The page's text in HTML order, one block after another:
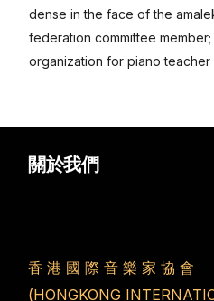
dense in the face of the
federation committee
organization for piano teacher
關於我們
香 港 國 際 音 樂 家 協 會
(HONGKONG